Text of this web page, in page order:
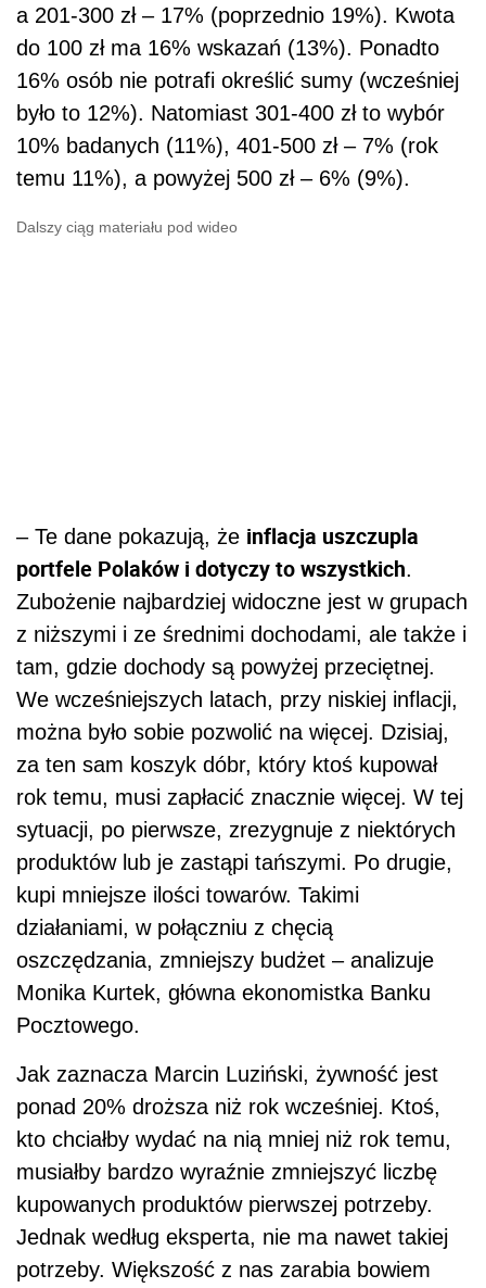
a 201-300 zł – 17% (poprzednio 19%). Kwota
do 100 zł ma 16% wskazań (13%). Ponadto
16% osób nie potrafi określić sumy (wcześniej
było to 12%). Natomiast 301-400 zł to wybór
10% badanych (11%), 401-500 zł – 7% (rok
temu 11%), a powyżej 500 zł – 6% (9%).
Dalszy ciąg materiału pod wideo
– Te dane pokazują, że inflacja uszczupla
portfele Polaków i dotyczy to wszystkich.
Zubożenie najbardziej widoczne jest w grupach
z niższymi i ze średnimi dochodami, ale także i
tam, gdzie dochody są powyżej przeciętnej.
We wcześniejszych latach, przy niskiej inflacji,
można było sobie pozwolić na więcej. Dzisiaj,
za ten sam koszyk dóbr, który ktoś kupował
rok temu, musi zapłacić znacznie więcej. W tej
sytuacji, po pierwsze, zrezygnuje z niektórych
produktów lub je zastąpi tańszymi. Po drugie,
kupi mniejsze ilości towarów. Takimi
działaniami, w połączniu z chęcią
oszczędzania, zmniejszy budżet – analizuje
Monika Kurtek, główna ekonomistka Banku
Pocztowego.
Jak zaznacza Marcin Luziński, żywność jest
ponad 20% droższa niż rok wcześniej. Ktoś,
kto chciałby wydać na nią mniej niż rok temu,
musiałby bardzo wyraźnie zmniejszyć liczbę
kupowanych produktów pierwszej potrzeby.
Jednak według eksperta, nie ma nawet takiej
potrzeby. Większość z nas zarabia bowiem